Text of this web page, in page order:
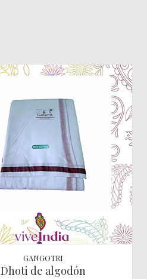
GANGOTRI
Dhoti de algodón